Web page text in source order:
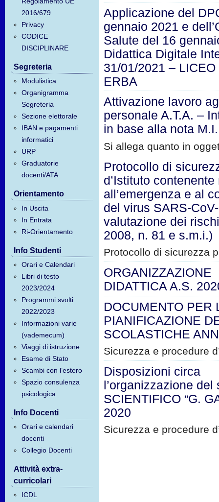
2016/679
Privacy
CODICE
DISCIPLINARE
Segreteria
Modulistica
Organigramma
Segreteria
Sezione elettorale
IBAN e pagamenti
informatici
URP
Graduatorie
docenti/ATA
Orientamento
In Uscita
In Entrata
Ri-Orientamento
Info Studenti
Orari e Calendari
Libri di testo
2023/2024
Programmi svolti
2022/2023
Informazioni varie
(vademecum)
Viaggi di istruzione
Esame di Stato
Scambi con l’estero
Spazio consulenza
psicologica
Info Docenti
Orari e calendari
docenti
Collegio Docenti
Attività extra-
curricolari
ICDL
Applicazione del
gennaio 2021 e
Salute del 16
Didattica Digitale
31/01/2021 – LICEO
ERBA
Attivazione lavoro
personale A.T.A. –
in base alla nota
Si allega quanto in
Protocollo di
d’Istituto
all’emergenza e al
del virus SARS-
valutazione dei
2008, n. 81 e s.m.i.)
Protocollo di sicurezza
ORGANIZZAZIONE
DIDATTICA A.S.
DOCUMENTO PER
PIANIFICAZIONE
SCOLASTICHE
Sicurezza e procedure
Disposizioni circa
l’organizzazione
SCIENTIFICO “G.
2020
Sicurezza e procedure